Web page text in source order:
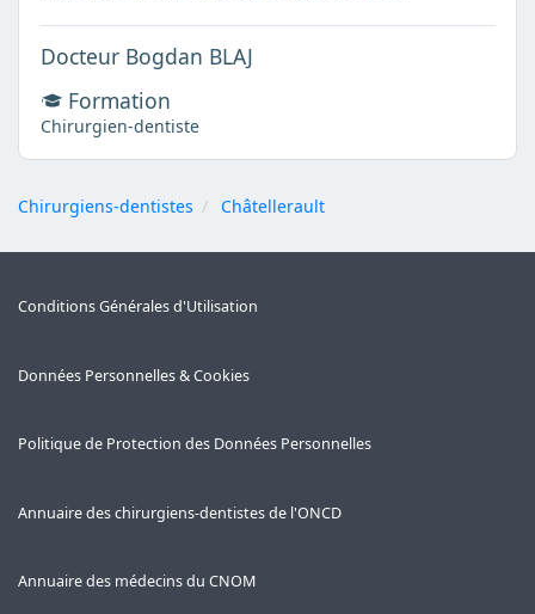
Docteur Bogdan BLAJ
Formation
Chirurgien-dentiste
Chirurgiens-dentistes Châtellerault
Conditions Générales d'Utilisation
Données Personnelles & Cookies
Politique de Protection des Données Personnelles
Annuaire des chirurgiens-dentistes de l'ONCD
Annuaire des médecins du CNOM